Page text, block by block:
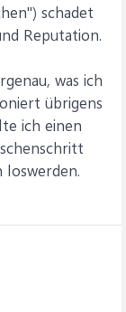
schadet
Reputation.
was ich
übrigens
ich einen